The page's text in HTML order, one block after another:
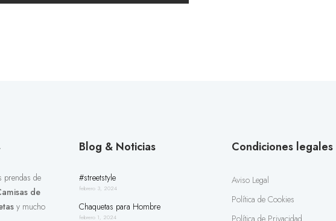
prendas de
de
y mucho
Blog & Noticias
#streetstyle
febrero 3, 2024
Chaquetas para Hombre
febrero 1, 2024
Condiciones legales
Aviso Legal
Política de Cookies